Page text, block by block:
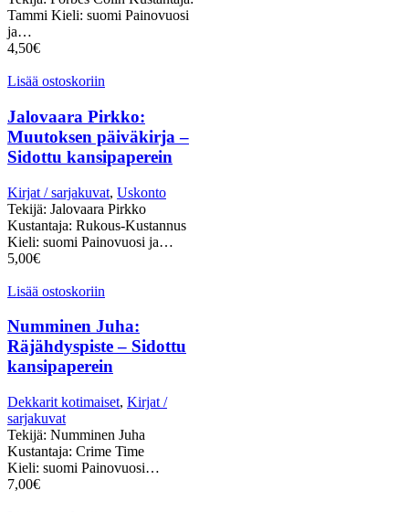
Tammi Kieli: suomi Painovuosi
ja…
4,50€
Lisää ostoskoriin
Jalovaara Pirkko:
Muutoksen päiväkirja –
Sidottu kansipaperein
Kirjat / sarjakuvat, Uskonto
Tekijä: Jalovaara Pirkko
Kustantaja: Rukous-Kustannus
Kieli: suomi Painovuosi ja…
5,00€
Lisää ostoskoriin
Numminen Juha:
Räjähdyspiste – Sidottu
kansipaperein
Dekkarit kotimaiset, Kirjat /
sarjakuvat
Tekijä: Numminen Juha
Kustantaja: Crime Time
Kieli: suomi Painovuosi…
7,00€